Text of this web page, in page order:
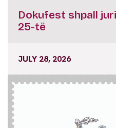
Dokufest shpall
25-të
JULY 28, 2026